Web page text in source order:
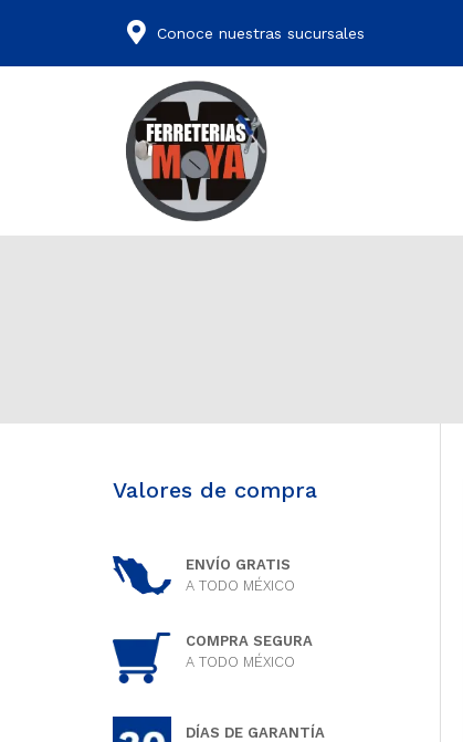
Conoce nuestras sucursales
Valores de compra
ENVÍO GRATIS
A TODO MÉXICO
COMPRA SEGURA
A TODO MÉXICO
DÍAS DE GARANTÍA